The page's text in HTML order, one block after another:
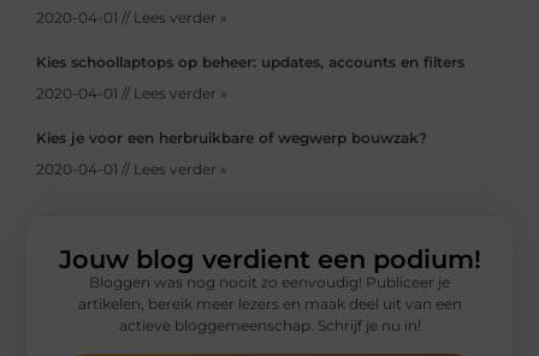
2020-04-01 // Lees verder »
Kies schoollaptops op beheer: updates, accounts en filters
2020-04-01 // Lees verder »
Kies je voor een herbruikbare of wegwerp bouwzak?
2020-04-01 // Lees verder »
Jouw blog verdient een podium!
Bloggen was nog nooit zo eenvoudig! Publiceer je
artikelen, bereik meer lezers en maak deel uit van een
actieve bloggemeenschap. Schrijf je nu in!